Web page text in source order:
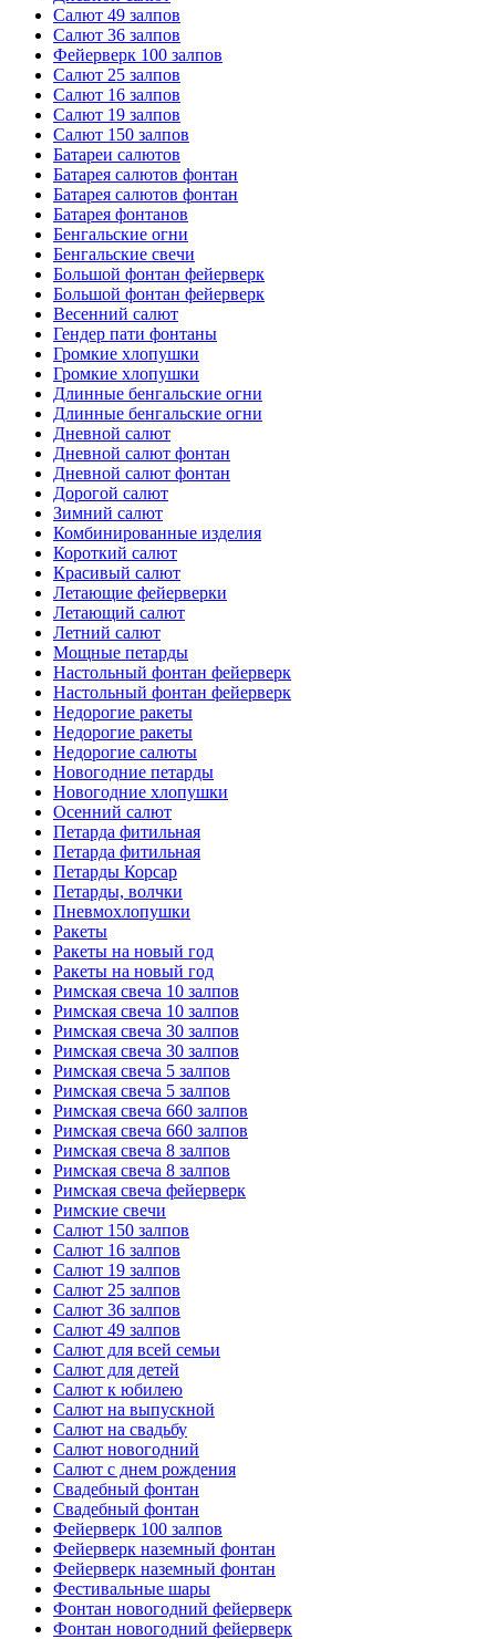
Салют 49 залпов
Салют 36 залпов
Фейерверк 100 залпов
Салют 25 залпов
Салют 16 залпов
Салют 19 залпов
Салют 150 залпов
Батареи салютов
Батарея салютов фонтан
Батарея салютов фонтан
Батарея фонтанов
Бенгальские огни
Бенгальские свечи
Большой фонтан фейерверк
Большой фонтан фейерверк
Весенний салют
Гендер пати фонтаны
Громкие хлопушки
Громкие хлопушки
Длинные бенгальские огни
Длинные бенгальские огни
Дневной салют
Дневной салют фонтан
Дневной салют фонтан
Дорогой салют
Зимний салют
Комбинированные изделия
Короткий салют
Красивый салют
Летающие фейерверки
Летающий салют
Летний салют
Мощные петарды
Настольный фонтан фейерверк
Настольный фонтан фейерверк
Недорогие ракеты
Недорогие ракеты
Недорогие салюты
Новогодние петарды
Новогодние хлопушки
Осенний салют
Петарда фитильная
Петарда фитильная
Петарды Корсар
Петарды, волчки
Пневмохлопушки
Ракеты
Ракеты на новый год
Ракеты на новый год
Римская свеча 10 залпов
Римская свеча 10 залпов
Римская свеча 30 залпов
Римская свеча 30 залпов
Римская свеча 5 залпов
Римская свеча 5 залпов
Римская свеча 660 залпов
Римская свеча 660 залпов
Римская свеча 8 залпов
Римская свеча 8 залпов
Римская свеча фейерверк
Римские свечи
Салют 150 залпов
Салют 16 залпов
Салют 19 залпов
Салют 25 залпов
Салют 36 залпов
Салют 49 залпов
Салют для всей семьи
Салют для детей
Салют к юбилею
Салют на выпускной
Салют на свадьбу
Салют новогодний
Салют с днем рождения
Свадебный фонтан
Свадебный фонтан
Фейерверк 100 залпов
Фейерверк наземный фонтан
Фейерверк наземный фонтан
Фестивальные шары
Фонтан новогодний фейерверк
Фонтан новогодний фейерверк